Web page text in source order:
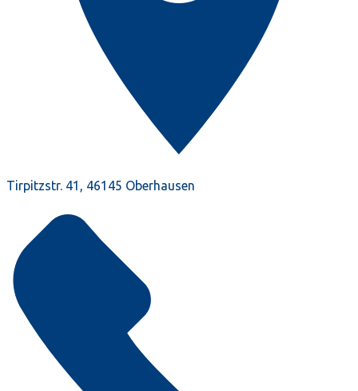
Tirpitzstr. 41, 46145 Oberhausen